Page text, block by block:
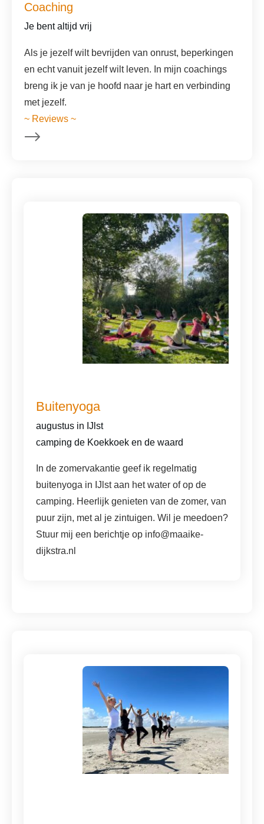
Coaching
Je bent altijd vrij
Als je jezelf wilt bevrijden van onrust, beperkingen
en echt vanuit jezelf wilt leven. In mijn coachings
breng ik je van je hoofd naar je hart en verbinding
met jezelf.
~ Reviews ~
Buitenyoga
augustus in IJlst
camping de Koekkoek en de waard
In de zomervakantie geef ik regelmatig
buitenyoga in IJlst aan het water of op de
camping. Heerlijk genieten van de zomer, van
puur zijn, met al je zintuigen. Wil je meedoen?
Stuur mij een berichtje op info@maaike-
dijkstra.nl